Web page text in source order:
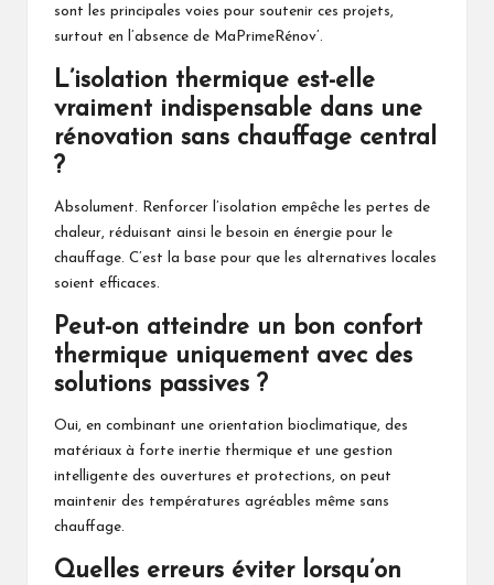
sont les principales voies pour soutenir ces projets,
surtout en l’absence de MaPrimeRénov’.
L’isolation thermique est-elle
vraiment indispensable dans une
rénovation sans chauffage central
?
Absolument. Renforcer l’isolation empêche les pertes de
chaleur, réduisant ainsi le besoin en énergie pour le
chauffage. C’est la base pour que les alternatives locales
soient efficaces.
Peut-on atteindre un bon confort
thermique uniquement avec des
solutions passives ?
Oui, en combinant une orientation bioclimatique, des
matériaux à forte inertie thermique et une gestion
intelligente des ouvertures et protections, on peut
maintenir des températures agréables même sans
chauffage.
Quelles erreurs éviter lorsqu’on